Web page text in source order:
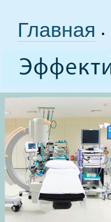
Главная •